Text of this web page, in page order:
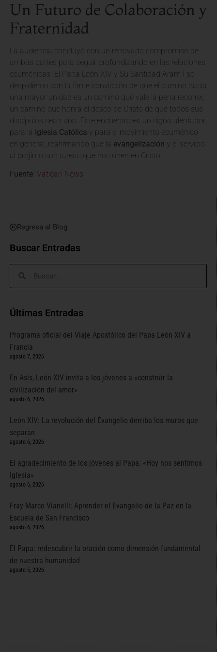
Regresa al Blog
Buscar Entradas
Últimas Entradas
Programa oficial del Viaje Apostólico del Papa León XIV a
Francia
agosto 7, 2026
En Asís, León XIV invita a los jóvenes a «construir la
civilización del amor»
agosto 6, 2026
León XIV: La revolución del Evangelio derriba los muros que
separan
agosto 6, 2026
El agradecimiento de los jóvenes al Papa: «Hoy nos sentimos
Iglesia»
agosto 6, 2026
Fray Marco Vianelli: Aprender el Evangelio de la Paz en la
Escuela de San Francisco
agosto 6, 2026
El Papa: redescubrir la oración como dimensión fundamental
de nuestra humanidad
agosto 5, 2026
Un Futuro de Colaboración y
Fraternidad
La audiencia concluyó con un renovado compromiso de
ambas partes para seguir profundizando en las relaciones
ecuménicas. El Papa León XIV y Su Santidad Aram I se
despidieron con la firme convicción de que el camino hacia
una mayor unidad es un camino que vale la pena recorrer,
un camino que honra el deseo de Cristo de que todos sus
discípulos sean uno. Este encuentro es un signo alentador
para la Iglesia Católica y para el movimiento ecuménico
en general, reafirmando que la evangelización y el servicio
al prójimo son tareas que nos unen en Cristo.
Fuente: Vatican News